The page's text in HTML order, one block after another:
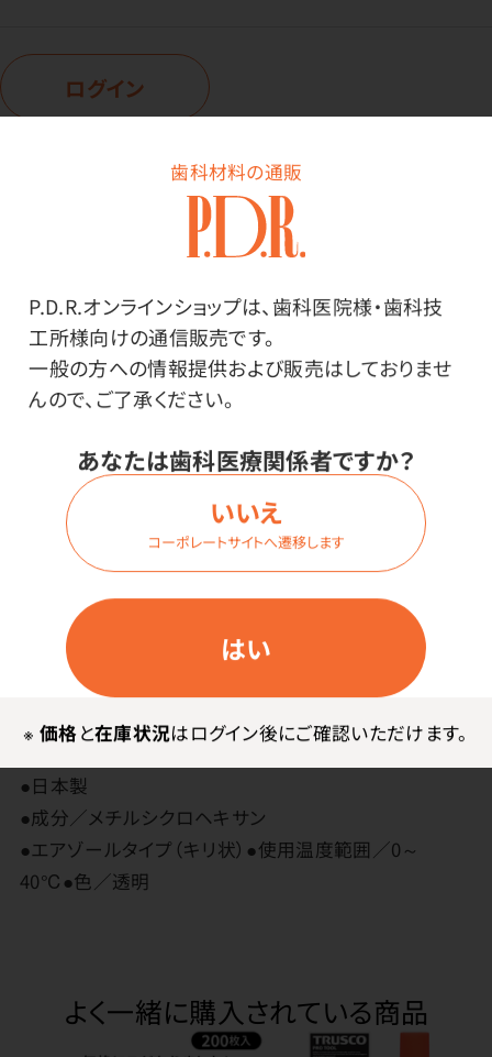
歯科材料の通販
P.D.R.オンラインショップは、歯科医院様・歯科技
工所様向けの通信販売です。
一般の方への情報提供および販売はしておりませ
んので、ご了承ください。
あなたは歯科医療関係者ですか？
はい
いいえ
コーポレートサイトへ遷移します
※ 価格と在庫状況はログイン後にご確認いただけます。
ログイン
商品詳細
特長
ベタつきを抑え、ラベルなどを素早くきれいにはがしま
ヘラ付です。
荷札、ラベル、値札のはがしに便利です。
その他
●日本製
●成分／メチルシクロヘキサン
●エアゾールタイプ（キリ状）●使用温度範囲／0～
40℃●色／透明
よく一緒に購入されている商品